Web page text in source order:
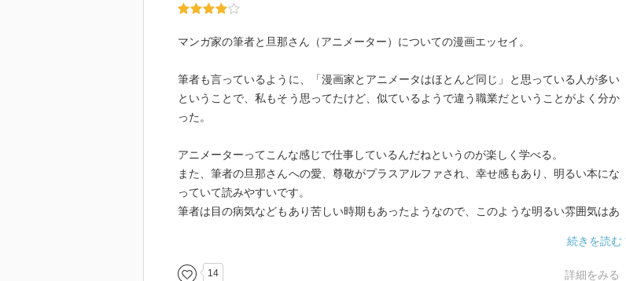
マンガ家の筆者と旦那さん（アニメーター）についての漫画エッセイ。
筆者も言っているように、「漫画家とアニメータはほとんど同じ」と思っている人が多い
ということで、私もそう思ってたけど、似ているようで違う職業だということがよく分か
った。
アニメーターってこんな感じで仕事しているんだねというのが楽しく学べる。
また、筆者の旦那さんへの愛、尊敬がプラスアルファされ、幸せ感もあり、明るい本にな
っていて読みやすいです。
筆者は目の病気などもあり苦しい時期もあったようなので、このような明るい雰囲気はあ
14 詳細をみる